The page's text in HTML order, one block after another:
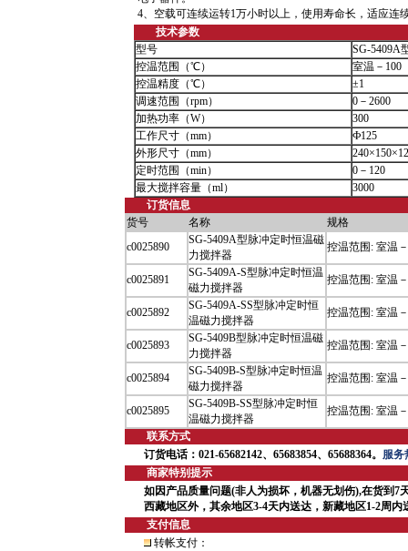
4、空载可连续运转1万小时以上，使用寿命长，适应连
技术参数
型号
SG-5409A
控温范围（℃）
室温－100
控温精度（℃）
±1
调速范围（rpm）
0－2600
加热功率（W）
300
工作尺寸（mm）
Ф125
外形尺寸（mm）
定时范围（min）
0－120
最大搅拌容量（ml）
3000
订货信息
货号
名称
规格
c0025890
SG-5409A型脉冲定时恒温磁
力搅拌器
控温范围: 室温
c0025891
SG-5409A-S型脉冲定时恒温
磁力搅拌器
控温范围: 室温
c0025892
SG-5409A-SS型脉冲定时恒
温磁力搅拌器
控温范围: 室温
c0025893
SG-5409B型脉冲定时恒温磁
力搅拌器
控温范围: 室温
c0025894
SG-5409B-S型脉冲定时恒温
磁力搅拌器
控温范围: 室温
c0025895
SG-5409B-SS型脉冲定时恒
温磁力搅拌器
控温范围: 室温
联系方式
订货电话：021-65682142、65683854、65688364。 服务
商家特别提示
如因产品质量问题(非人为损坏，机器无划伤),在货到7
西藏地区外，其余地区3-4天内送达，新藏地区1-2周内
支付信息
转帐支付：